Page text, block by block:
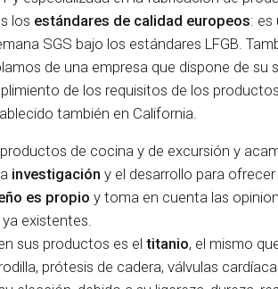
los estándares de calidad europeos: es
SGS bajo los estándares LFGB.
de una empresa que dispone de su
de los requisitos de los productos
también en California.
de cocina y de excursión y
investigación y el desarrollo para ofrecer
es propio y toma en cuenta las
existentes.
sus productos es el titanio, el mismo
prótesis de cadera, válvulas